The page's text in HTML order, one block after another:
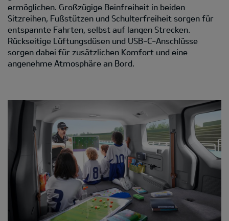
ermöglichen. Großzügige Beinfreiheit in beiden
Sitzreihen, Fußstützen und Schulterfreiheit sorgen für
entspannte Fahrten, selbst auf langen Strecken.
Rückseitige Lüftungsdüsen und USB-C-Anschlüsse
sorgen dabei für zusätzlichen Komfort und eine
angenehme Atmosphäre an Bord.